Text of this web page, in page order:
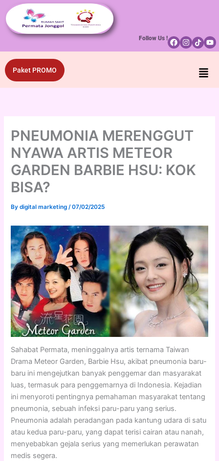
Follow Us !
Paket PROMO
PNEUMONIA MERENGGUT
NYAWA ARTIS METEOR
GARDEN BARBIE HSU: KOK
BISA?
Bydigital marketing/07/02/2025
Sahabat Permata, meninggalnya artis ternama Taiwan
Drama Meteor Garden, Barbie Hsu, akibat pneumonia baru-
baru ini mengejutkan banyak penggemar dan masyarakat
luas, termasuk para penggemarnya di Indonesia. Kejadian
ini menyoroti pentingnya pemahaman masyarakat tentang
pneumonia, sebuah infeksi paru-paru yang serius.
Pneumonia adalah peradangan pada kantung udara di satu
atau kedua paru-paru, yang dapat terisi cairan atau nanah,
menyebabkan gejala serius yang memerlukan perawatan
medis segera.